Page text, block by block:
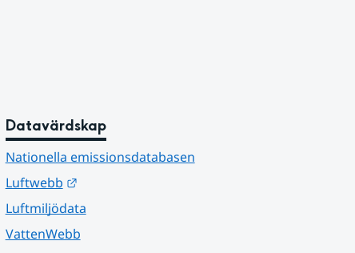
Datavärdskap
Nationella emissionsdatabasen
Luftwebb
Länk till annan webbplats.
Luftmiljödata
VattenWebb